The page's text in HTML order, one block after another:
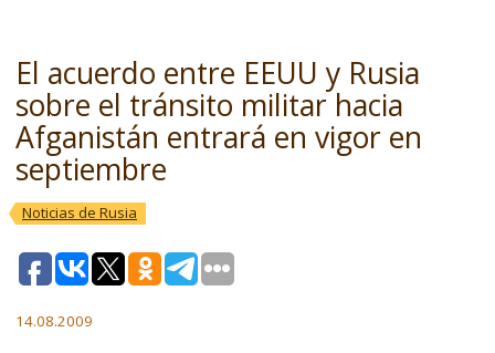
El acuerdo entre EEUU y Rusia
sobre el tránsito militar hacia
Afganistán entrará en vigor en
septiembre
Noticias de Rusia
14.08.2009